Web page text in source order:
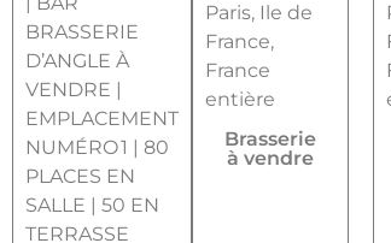
Brasserie
à vendre